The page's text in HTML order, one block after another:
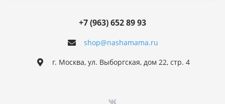
shop@nashamama.ru
+7 (963) 652 89 93
г. Москва, ул. Выборгская, дом 22, стр. 4